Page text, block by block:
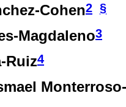
Cohen2 §
Magdaleno3
Ruiz4